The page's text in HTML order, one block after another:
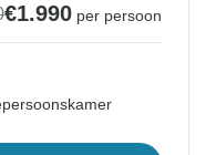
€1.990 per persoon